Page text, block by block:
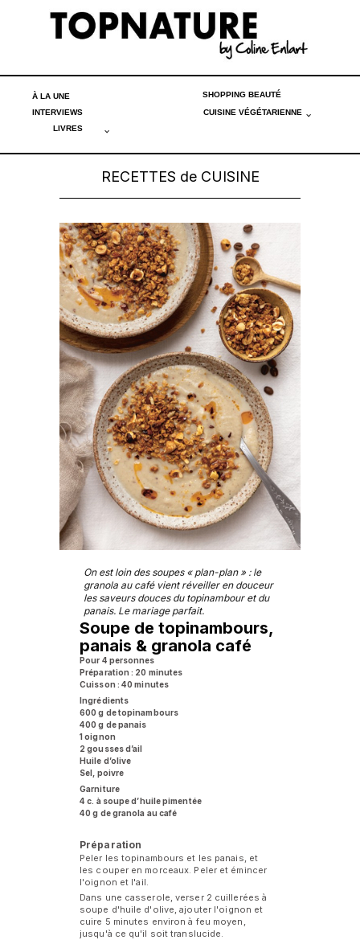
À LA UNE SHOPPING BEAUTÉ
INTERVIEWS
CUISINE VÉGÉTARIENNE
LIVRES
RECETTES de CUISINE
On est loin des soupes « plan-plan » : le
granola au café vient réveiller en douceur
les saveurs douces du topinambour et du
panais. Le mariage parfait.
Soupe de topinambours,
panais & granola café
Pour 4 personnes
Préparation : 20 minutes
Cuisson : 40 minutes
Ingrédients
600 g de topinambours
400 g de panais
1 oignon
2 gousses d’ail
Huile d’olive
Sel, poivre
Garniture
4 c. à soupe d’huile pimentée
40 g de granola au café
Préparation
Peler les topinambours et les panais, et
les couper en morceaux. Peler et émincer
l'oignon et l'ail.
Dans une casserole, verser 2 cuillerées à
soupe d'huile d'olive, ajouter l'oignon et
cuire 5 minutes environ à feu moyen,
jusqu'à ce qu'il soit translucide.